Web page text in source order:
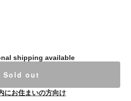
shipping available
Sold out
にお住まいの方向け